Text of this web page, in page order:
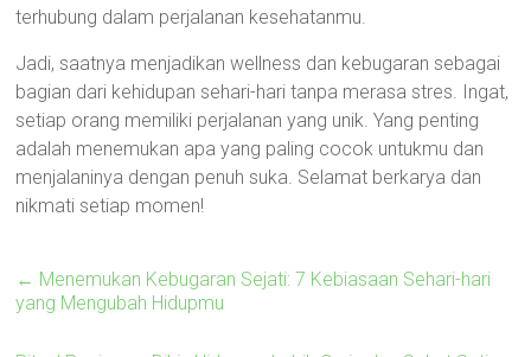
terhubung dalam perjalanan kesehatanmu.
Jadi, saatnya menjadikan wellness dan kebugaran sebagai
bagian dari kehidupan sehari-hari tanpa merasa stres. Ingat,
setiap orang memiliki perjalanan yang unik. Yang penting
adalah menemukan apa yang paling cocok untukmu dan
menjalaninya dengan penuh suka. Selamat berkarya dan
nikmati setiap momen!
← Menemukan Kebugaran Sejati: 7 Kebiasaan Sehari-hari
yang Mengubah Hidupmu